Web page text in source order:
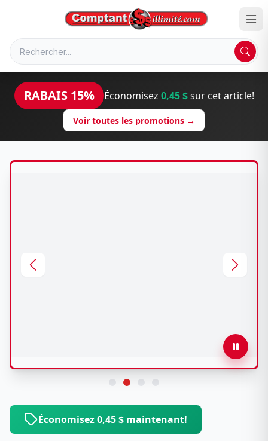
RABAIS 15% Économisez 0,45 $sur cet article!
Voir toutes les promotions →
Économisez 0,45 $ maintenant!